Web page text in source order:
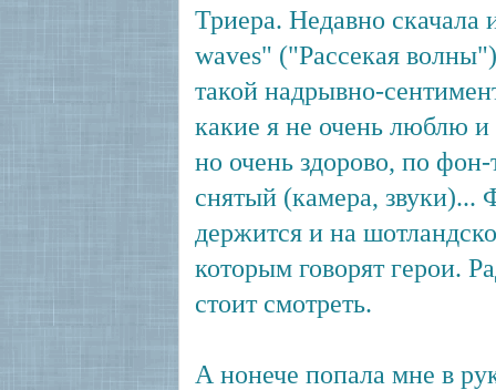
Триера. Недавно скачала
waves" ("Рассекая
такой надрывно-
какие я не очень люблю
но очень здорово, по фон-
снятый (камера, звуки)...
держится и на
которым говорят герои.
стоит смотреть.
А нонече попала мне в